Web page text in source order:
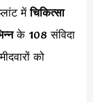
मेंचिकित्सा
के 108 संविदा
को